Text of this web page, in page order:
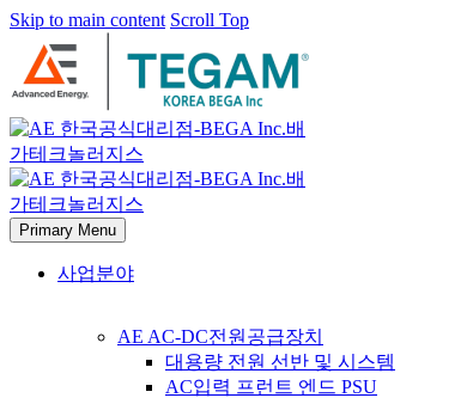
Skip to main content Scroll Top
Primary Menu
사업분야
AE AC-DC전원공급장치
대용량 전원 선반 및 시스템
AC입력 프런트 엔드 PSU